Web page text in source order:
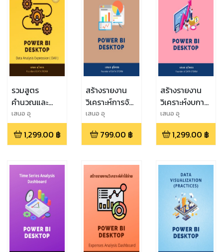
รวมสูตร
คำนวณและ
ฟังก์ชัน(DAX
2023) POWER
BI DESKTOP
เสนอ อุ
โคตร,Saner Ukort
1,299.00 ฿
สร้างรายงาน
วิเคราะห์การจัด
ซื้อ
Procurement
Analysis
เสนอ อุ
โคตร,Saner Ukort
799.00 ฿
สร้างรายงาน
วิเคราะห์งบการ
เงิน Financial
Statements
Analysis
เสนอ อุ
โคตร,Saner Ukort
1,299.00 ฿